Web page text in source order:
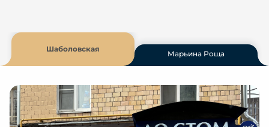
Шаболовская
Марьина Роща